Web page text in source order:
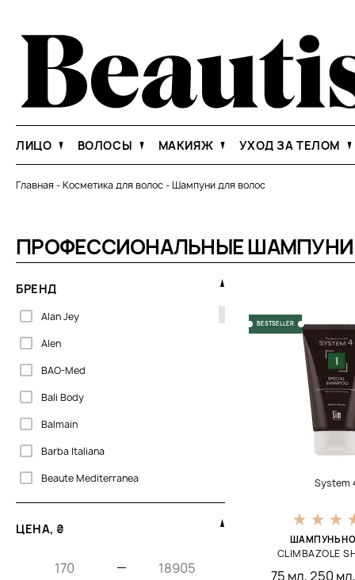
ЛИЦО ВОЛОСЫ МАКИЯЖ УХОД ЗА ТЕЛОМ
Главная -Косметика для волос-Шампуни для волос
ПРОФЕССИОНАЛЬНЫЕ
БРЕНД
Alan Jey
Alen
BAO-Med
Bali Body
Balmain
Barba Italiana
Beaute Mediterranea
Beaver
Biogena
ЦЕНА, ₴
—
BESTSELLER
System
ШАМПУНЬ
CLIMBAZOLE
75 мл,250 мл,